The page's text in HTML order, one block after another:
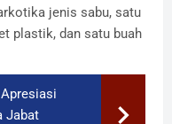
jenis sabu, satu
plastik, dan satu buah
Jabat